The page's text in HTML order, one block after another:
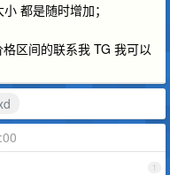
都是随时增加；
区间的联系我 TG 我可以
1